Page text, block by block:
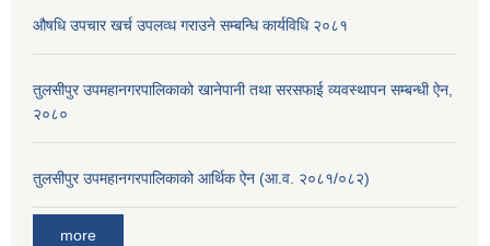
औषधि उपचार खर्च उपलव्ध गराउने सम्बन्धि कार्यविधि २०८१
तुलसीपुर उपमहानगरपालिकाको खानेपानी तथा सरसफाई व्यवस्थापन सम्बन्धी ऐन,
२०८०
तुलसीपुर उपमहानगरपालिकाको आर्थिक ऐन (आ.व. २०८१/०८२)
more